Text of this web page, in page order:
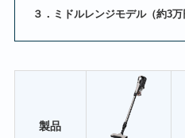
３．ミドルレンジモデル（約3
製品